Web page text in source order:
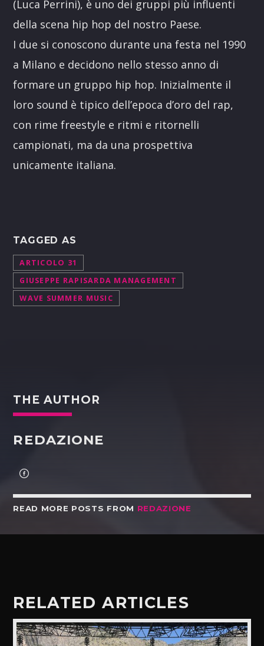
(Luca Perrini), è uno dei gruppi più influenti
della scena hip hop del nostro Paese.
I due si conoscono durante una festa nel 1990
a Milano e decidono nello stesso anno di
formare un gruppo hip hop. Inizialmente il
loro sound è tipico dell’epoca d’oro del rap,
con rime freestyle e ritmi e ritornelli
campionati, ma da una prospettiva
unicamente italiana.
TAGGED AS
ARTICOLO 31
GIUSEPPE RAPISARDA MANAGEMENT
WAVE SUMMER MUSIC
THE AUTHOR
REDAZIONE
READ MORE POSTS FROM REDAZIONE
RELATED ARTICLES